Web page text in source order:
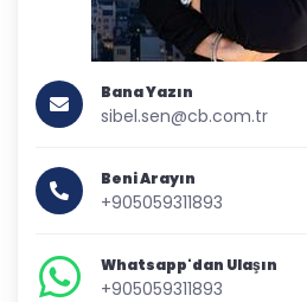
Bana Yazın
sibel.sen@cb.com.tr
Beni Arayın
+905059311893
Whatsapp'dan Ulaşın
+905059311893